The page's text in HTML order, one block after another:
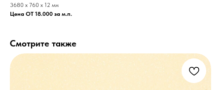
3680 x 760 x 12 мм
Цена ОТ 18.000 за м.п.
Смотрите также